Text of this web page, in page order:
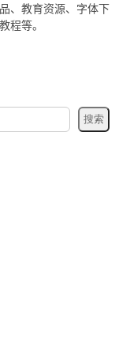
、教育资源、字体下
程等。